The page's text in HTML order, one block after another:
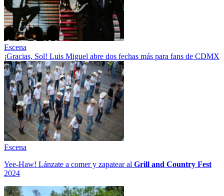
Escena
¡Gracias, Sol! Luis Miguel abre dos fechas más para fans de CDMX
Escena
Yee-Haw! Lánzate a comer y zapatear al Grill and Country Fest
2024